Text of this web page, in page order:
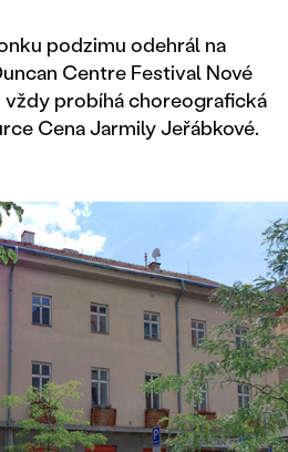
podzimu odehrál na
Centre Festival Nové
vždy probíhá choreografická
Cena Jarmily Jeřábkové.